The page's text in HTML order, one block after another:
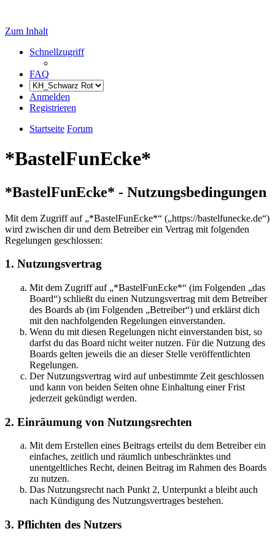
Zum Inhalt
Schnellzugriff
FAQ
Anmelden
Registrieren
Startseite Forum
*BastelFunEcke*
*BastelFunEcke* - Nutzungsbedingungen
Mit dem Zugriff auf „*BastelFunEcke*“ („https://bastelfunecke.de“)
wird zwischen dir und dem Betreiber ein Vertrag mit folgenden
Regelungen geschlossen:
1. Nutzungsvertrag
Mit dem Zugriff auf „*BastelFunEcke*“ (im Folgenden „das
Board“) schließt du einen Nutzungsvertrag mit dem Betreiber
des Boards ab (im Folgenden „Betreiber“) und erklärst dich
mit den nachfolgenden Regelungen einverstanden.
Wenn du mit diesen Regelungen nicht einverstanden bist, so
darfst du das Board nicht weiter nutzen. Für die Nutzung des
Boards gelten jeweils die an dieser Stelle veröffentlichten
Regelungen.
Der Nutzungsvertrag wird auf unbestimmte Zeit geschlossen
und kann von beiden Seiten ohne Einhaltung einer Frist
jederzeit gekündigt werden.
2. Einräumung von Nutzungsrechten
Mit dem Erstellen eines Beitrags erteilst du dem Betreiber ein
einfaches, zeitlich und räumlich unbeschränktes und
unentgeltliches Recht, deinen Beitrag im Rahmen des Boards
zu nutzen.
Das Nutzungsrecht nach Punkt 2, Unterpunkt a bleibt auch
nach Kündigung des Nutzungsvertrages bestehen.
3. Pflichten des Nutzers